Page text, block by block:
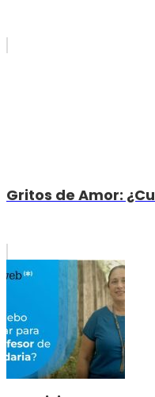
Gritos de Amor: